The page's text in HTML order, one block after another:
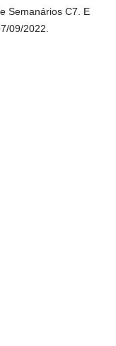
Semanários C7. E
09/2022.